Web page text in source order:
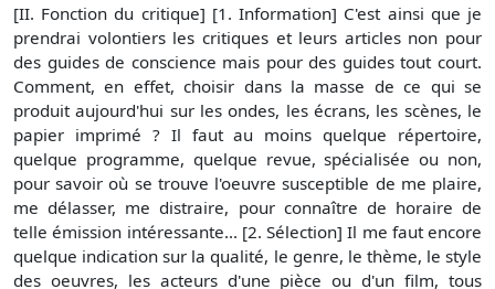
[II. Fonction du critique] [1. Information] C'est ainsi que je
prendrai volontiers les critiques et leurs articles non pour
des guides de conscience mais pour des guides tout court.
Comment, en effet, choisir dans la masse de ce qui se
produit aujourd'hui sur les ondes, les écrans, les scènes, le
papier imprimé ? Il faut au moins quelque répertoire,
quelque programme, quelque revue, spécialisée ou non,
pour savoir où se trouve l'oeuvre susceptible de me plaire,
me délasser, me distraire, pour connaître de horaire de
telle émission intéressante... [2. Sélection] Il me faut encore
quelque indication sur la qualité, le genre, le thème, le style
des oeuvres, les acteurs d'une pièce ou d'un film, tous